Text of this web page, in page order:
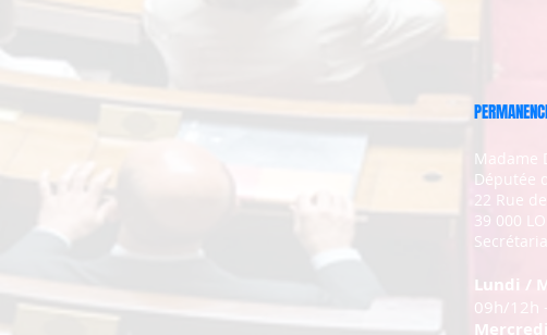
Madame
Députée
22 Rue
39 000
Lundi /
09h/12h